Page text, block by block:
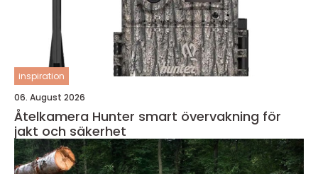
inspiration
06. August 2026
Åtelkamera Hunter smart övervakning för
jakt och säkerhet